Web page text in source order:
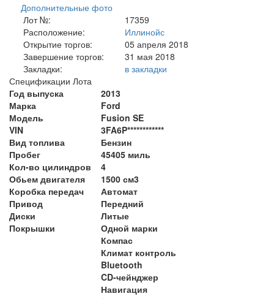
Дополнительные фото
Лот №:
17359
Расположение:
Иллинойс
Открытие торгов:
05 апреля 2018
Завершение торгов:
31 мая 2018
Закладки:
в закладки
Спецификации Лота
Год выпуска
2013
Марка
Ford
Модель
Fusion SE
VIN
3FA6P************
Вид топлива
Бензин
Пробег
45405 миль
Кол-во цилиндров
4
Обьем двигателя
1500 см3
Коробка передач
Автомат
Привод
Передний
Диски
Литые
Покрышки
Одной марки
Компас
Климат контроль
Bluetooth
CD-чейнджер
Навигация